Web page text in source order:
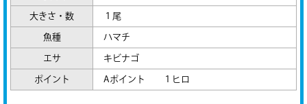
大きさ・数 １尾
魚種 ハマチ
エサ キビナゴ
ポイント Aポイント １ヒロ